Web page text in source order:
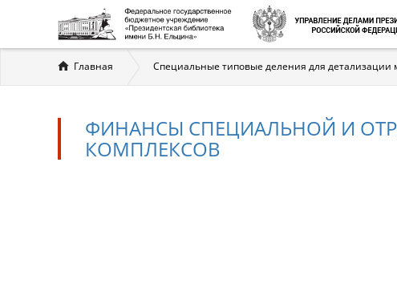
Вы
здесь
Главная Специальные типовые деления для детализации
ФИНАНСЫ СПЕЦИАЛЬНОЙ И
КОМПЛЕКСОВ